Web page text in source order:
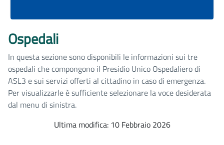
Ospedali
In questa sezione sono disponibili le informazioni sui tre
ospedali che compongono il Presidio Unico Ospedaliero di
ASL3 e sui servizi offerti al cittadino in caso di emergenza.
Per visualizzarle è sufficiente selezionare la voce desiderata
dal menu di sinistra.
Ultima modifica: 10 Febbraio 2026